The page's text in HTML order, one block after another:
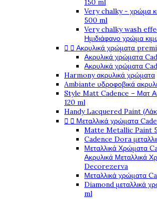
150 ml
Very chalky - χρώμα
500 ml
Very chalky wash
Ημιδιάφανο χρώμα
  Ακρυλικά χρώματα
Ακρυλικά χρώματα
Ακρυλικά χρώματα
Harmony ακρυλικά χρώματα
Ambiante υδροφοβικά
Style Matt Cadence – Ματ
120 ml
Handy Lacquered Paint
  Μεταλλικά χρώματα
Matte Metallic Paint
Cadence Dora
Μεταλλικά Χρώματα
Ακρυλικά Μεταλλικά
Decorezerva
Μεταλλικά χρώματα
Diamond μεταλλικά
ml